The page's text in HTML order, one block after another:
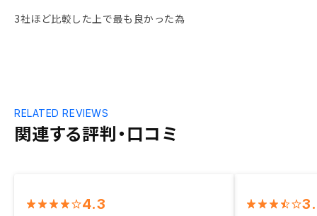
3社ほど比較した上で最も良かった為
関連する評判・口コミ
RELATED REVIEWS
4.3